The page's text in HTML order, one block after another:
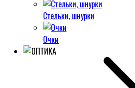
Стельки, шнурки
Очки